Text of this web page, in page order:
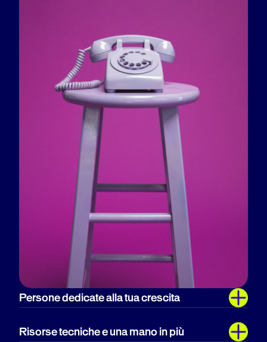
Persone dedicate alla tua crescita
sperimentazione con il nostro team
Risorse tecniche e una mano in più